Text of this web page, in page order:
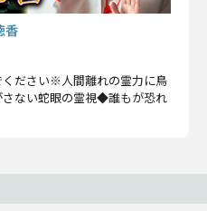
香
ださい※人間離れの霊力に鳥
ない蛇眼の霊視◆誰もが恐れ